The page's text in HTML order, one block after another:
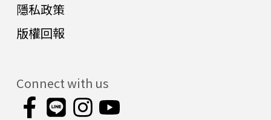
隱私政策
版權回報
Connect with us